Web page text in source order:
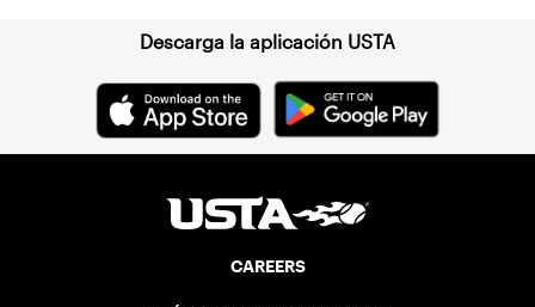
Descarga la aplicación USTA
CAREERS